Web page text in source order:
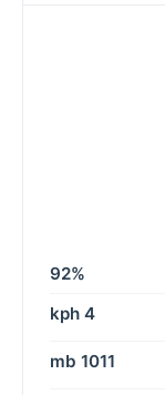
92%
4 kph
1011 mb